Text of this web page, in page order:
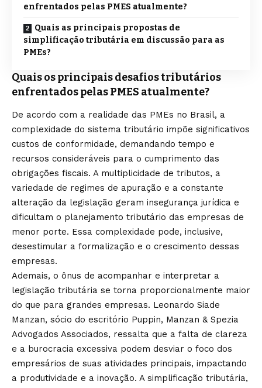
enfrentados pelas PMES atualmente?
Quais as principais propostas de
simplificação tributária em discussão para as
PMEs?
Quais os principais desafios tributários
enfrentados pelas PMES atualmente?
De acordo com a realidade das PMEs no Brasil, a
complexidade do sistema tributário impõe significativos
custos de conformidade, demandando tempo e
recursos consideráveis para o cumprimento das
obrigações fiscais. A multiplicidade de tributos, a
variedade de regimes de apuração e a constante
alteração da legislação geram insegurança jurídica e
dificultam o planejamento tributário das empresas de
menor porte. Essa complexidade pode, inclusive,
desestimular a formalização e o crescimento dessas
empresas.
Ademais, o ônus de acompanhar e interpretar a
legislação tributária se torna proporcionalmente maior
do que para grandes empresas. Leonardo Siade
Manzan, sócio do escritório Puppin, Manzan & Spezia
Advogados Associados, ressalta que a falta de clareza
e a burocracia excessiva podem desviar o foco dos
empresários de suas atividades principais, impactando
a produtividade e a inovação. A simplificação tributária,